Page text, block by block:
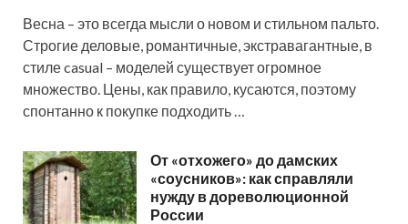
Весна – это всегда мысли о новом и стильном пальто.
Строгие деловые, романтичные, экстравагантные, в
стиле casual – моделей существует огромное
множество. Цены, как правило, кусаются, поэтому
спонтанно к покупке подходить …
От «отхожего» до дамских
«соусников»: как справляли
нужду в дореволюционной
России